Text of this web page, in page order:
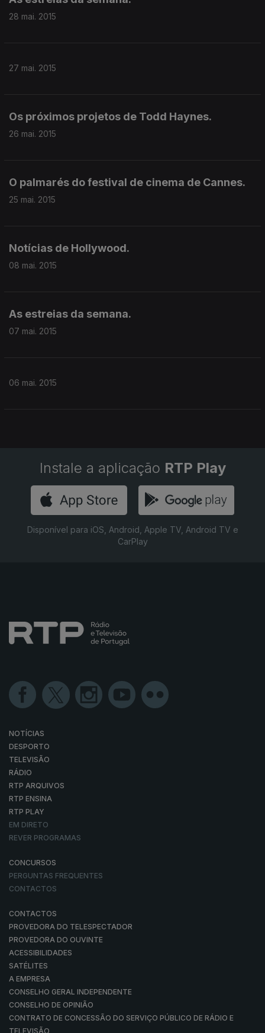
28 mai. 2015
27 mai. 2015
Os próximos projetos de Todd Haynes.
26 mai. 2015
O palmarés do festival de cinema de Cannes.
25 mai. 2015
Notícias de Hollywood.
08 mai. 2015
As estreias da semana.
07 mai. 2015
06 mai. 2015
Instale a aplicação RTP Play
Disponível para iOS, Android, Apple TV, Android TV e
CarPlay
NOTÍCIAS
DESPORTO
TELEVISÃO
RÁDIO
RTP ARQUIVOS
RTP ENSINA
RTP PLAY
EM DIRETO
REVER PROGRAMAS
CONCURSOS
PERGUNTAS FREQUENTES
CONTACTOS
CONTACTOS
PROVEDORA DO TELESPECTADOR
PROVEDORA DO OUVINTE
ACESSIBILIDADES
SATÉLITES
A EMPRESA
CONSELHO GERAL INDEPENDENTE
CONSELHO DE OPINIÃO
CONTRATO DE CONCESSÃO DO SERVIÇO PÚBLICO DE RÁDIO E
TELEVISÃO